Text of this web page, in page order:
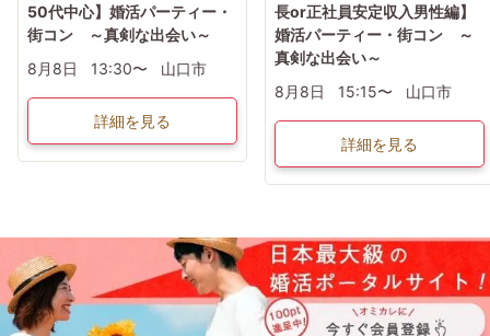
50代中心】婚活パーティー・
街コン ～真剣な出会い～
8月8日
13:30〜 山口市
詳細を見る
長or正社員安定収入男性編】
婚活パーティー・街コン ～
真剣な出会い～
8月8日
15:15〜 山口市
詳細を見る